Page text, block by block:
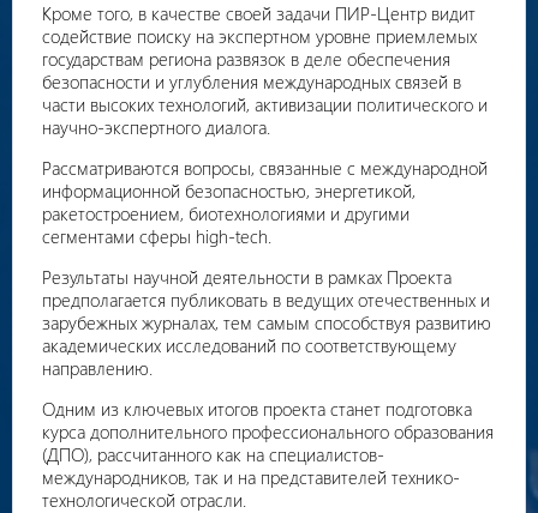
Кроме того, в качестве своей задачи ПИР-Центр видит
содействие поиску на экспертном уровне приемлемых
государствам региона развязок в деле обеспечения
безопасности и углубления международных связей в
части высоких технологий, активизации политического и
научно-экспертного диалога.
Рассматриваются вопросы, связанные с международной
информационной безопасностью, энергетикой,
ракетостроением, биотехнологиями и другими
сегментами сферы high-tech.
Результаты научной деятельности в рамках Проекта
предполагается публиковать в ведущих отечественных и
зарубежных журналах, тем самым способствуя развитию
академических исследований по соответствующему
направлению.
Одним из ключевых итогов проекта станет подготовка
курса дополнительного профессионального образования
(ДПО), рассчитанного как на специалистов-
международников, так и на представителей технико-
технологической отрасли.